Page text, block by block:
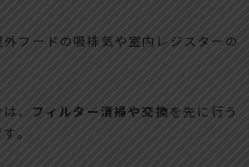
外フードの吸排気や室内レジスターの
、 フィルター清掃や交換 を先に行う
。